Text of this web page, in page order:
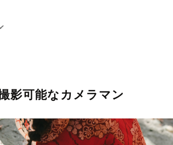
す。まずは、ラブグラフの撮影事例 をご覧くださ
影可能なカメラマン